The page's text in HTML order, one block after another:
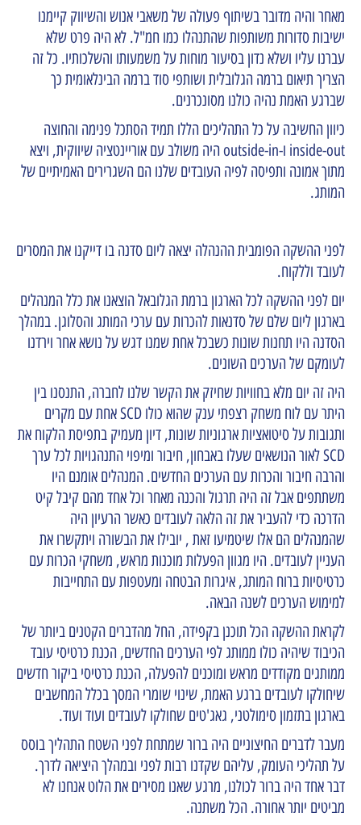
מאחר והיה מדובר בשיתוף פעולה של משאבי אנוש והשיווק קיימנו
ישיבות סדורות משותפות שהתנהלו כמו חמ"ל. לא היה פרט שלא
עברנו עליו ושלא נדון בסיעור מוחות על משמעותו והשלכותיו. כל זה
הצריך תיאום ברמה הגלובלית ושותפי סוד ברמה הבינלאומית כך
שברגע האמת נהיה כולנו מסונכרנים.
כיוון החשיבה על כל התהליכים הללו תמיד הסתכל פנימה והחוצה
inside-out ו-outside-in היה משולב עם אוריינטציה שיווקית, ויצא
מתוך אמונה ותפיסה לפיה העובדים שלנו הם השגרירים האמיתיים של
המותג.
לפני ההשקה הפומבית ההנהלה יצאה ליום סדנה בו דייקנו את המסרים
לעובד וללקוח.
יום לפני ההשקה לכל הארגון ברמת הגלובאל הוצאנו את כלל המנהלים
בארגון ליום שלם של סדנאות להכרות עם ערכי המותג והסלוגן. במהלך
הסדנה היו תחנות שונות כשבכל אחת שמנו דגש על נושא אחר וירדנו
לעומקם של הערכים השונים.
היה זה יום מלא בחוויות שחיזק את הקשר שלנו לחברה, התנסנו בין
היתר עם לוח משחק רצפתי ענק שהוא כולו SCD אחת עם מקרים
ותגובות על סיטואציות ארגוניות שונות, דיון מעמיק בתפיסת הלקוח את
SCD לאור הנושאים שעלו באבחון, חיבור ומיפוי התנהגויות לכל ערך
והרבה חיבור והכרות עם הערכים החדשים. המנהלים אומנם היו
משתתפים אבל זה היה תרגול והכנה מאחר וכל אחד מהם קיבל קיט
הדרכה כדי להעביר את זה הלאה לעובדים כאשר הרעיון היה
שהמנהלים הם אלו שיטמיעו זאת , יובילו את הבשורה ויתקשרו את
העניין לעובדים. היו מגוון הפעלות מוכנות מראש, משחקי הכרות עם
כרטיסיות ברוח המותג, איגרות הבטחה ומעטפות עם התחייבות
למימוש הערכים לשנה הבאה.
לקראת ההשקה הכל תוכנן בקפידה, החל מהדברים הקטנים ביותר של
הכיבוד שיהיה כולו ממותג לפי הערכים החדשים, הכנת כרטיסי עובד
ממותגים מקודדים מראש ומוכנים להפעלה, הכנת כרטיסי ביקור חדשים
שיחולקו לעובדים ברגע האמת, שינוי שומרי המסך בכלל המחשבים
בארגון בתזמון סימולטני, גאג'טים שחולקו לעובדים ועוד ועוד.
מעבר לדברים החיצוניים היה ברור שמתחת לפני השטח התהליך בוסס
על תהליכי העומק, עליהם שקדנו רבות לפני ובמהלך היציאה לדרך.
דבר אחד היה ברור לכולנו, מרגע שאנו מסירים את הלוט אנחנו לא
מביטים יותר אחורה. הכל משתנה.